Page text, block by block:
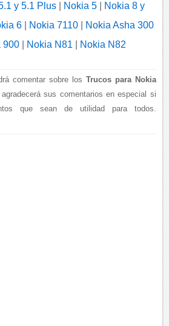
y 5.1 Plus Nokia 5
Nokia 8 y
6 Nokia 7110
Nokia Asha 300
900| Nokia N81 Nokia N82
comentar sobre los Trucos para Nokia
sus comentarios en especial si
que sean de utilidad para todos.